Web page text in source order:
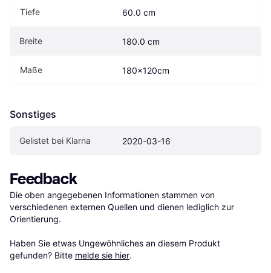
Tiefe 60.0 cm
Breite 180.0 cm
Maße 180x120cm
Sonstiges
Gelistet bei Klarna 2020-03-16
Feedback
Die oben angegebenen Informationen stammen von
verschiedenen externen Quellen und dienen lediglich zur
Orientierung.
Haben Sie etwas Ungewöhnliches an diesem Produkt
gefunden? Bitte melde sie hier.